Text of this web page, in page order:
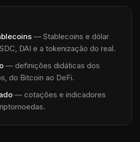
— Stablecoins e dólar
DAI e a tokenização do real.
— definições didáticas dos
do Bitcoin ao DeFi.
— cotações e indicadores